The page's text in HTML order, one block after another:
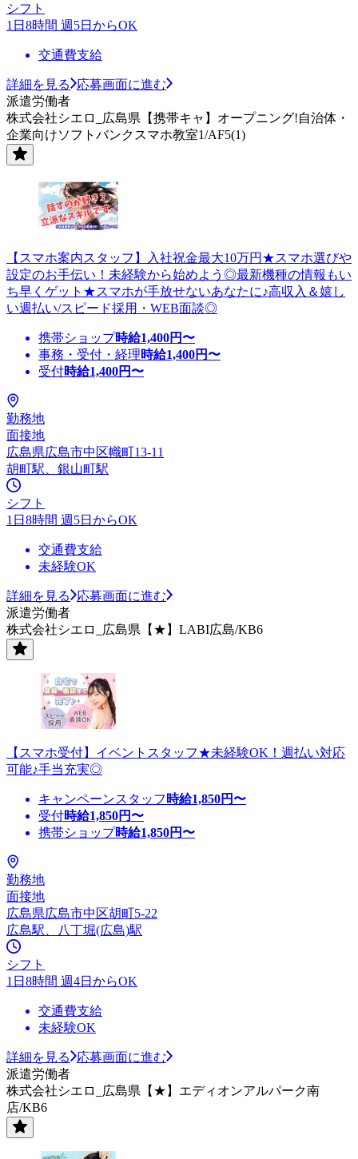
シフト
1日8時間 週5日からOK
交通費支給
詳細を見る
応募画面に進む
派遣労働者
株式会社シエロ_広島県【携帯キャ】オープニング!自治体・
企業向けソフトバンクスマホ教室1/AF5(1)
【スマホ案内スタッフ】入社祝金最大10万円★スマホ選びや
設定のお手伝い！未経験から始めよう◎最新機種の情報もい
ち早くゲット★スマホが手放せないあなたに♪高収入＆嬉し
い週払い/スピード採用・WEB面談◎
携帯ショップ時給1,400円〜
事務・受付・経理時給1,400円〜
受付時給1,400円〜
勤務地
面接地
広島県広島市中区幟町13-11
胡町駅、銀山町駅
シフト
1日8時間 週5日からOK
交通費支給
未経験OK
詳細を見る
応募画面に進む
派遣労働者
株式会社シエロ_広島県【★】LABI広島/KB6
【スマホ受付】イベントスタッフ★未経験OK！週払い対応
可能♪手当充実◎
キャンペーンスタッフ 時給1,850円〜
受付時給1,850円〜
携帯ショップ時給1,850円〜
勤務地
面接地
広島県広島市中区胡町5-22
広島駅、八丁堀(広島)駅
シフト
1日8時間 週4日からOK
交通費支給
未経験OK
詳細を見る
応募画面に進む
派遣労働者
株式会社シエロ_広島県【★】エディオンアルパーク南
店/KB6